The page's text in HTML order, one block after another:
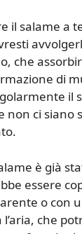
il salame a
che
di
il
non ci siano
è già
essere
o con
che